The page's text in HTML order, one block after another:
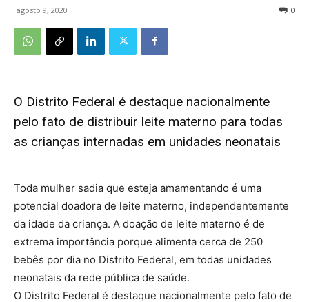
agosto 9, 2020 0
O Distrito Federal é destaque nacionalmente
pelo fato de distribuir leite materno para todas
as crianças internadas em unidades neonatais
Toda mulher sadia que esteja amamentando é uma
potencial doadora de leite materno, independentemente
da idade da criança. A doação de leite materno é de
extrema importância porque alimenta cerca de 250
bebês por dia no Distrito Federal, em todas unidades
neonatais da rede pública de saúde.
O Distrito Federal é destaque nacionalmente pelo fato de